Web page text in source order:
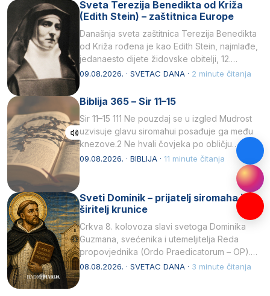
Sveta Terezija Benedikta od Križa
(Edith Stein) – zaštitnica Europe
Današnja sveta zaštitnica Terezija Benedikta
od Križa rođena je kao Edith Stein, najmlađe,
jedanaesto dijete židovske obitelji, 12.
listopada 1891, u Wrocławu…
09.08.2026. · SVETAC DANA · 2 minute čitanja
Biblija 365 – Sir 11–15
Sir 11–15 111 Ne pouzdaj se u izgled Mudrost
uzvisuje glavu siromahui posađuje ga među
knezove.2 Ne hvali čovjeka po obličju
njegovui…
09.08.2026. · BIBLIJA · 11 minute čitanja
Sveti Dominik – prijatelj siromaha i
širitelj krunice
Crkva 8. kolovoza slavi svetoga Dominika
Guzmana, svećenika i utemeljitelja Reda
propovjednika (Ordo Praedicatorum – OP).
Svojim životom, dubokom ljubavlju prema
08.08.2026. · SVETAC DANA · 3 minute čitanja